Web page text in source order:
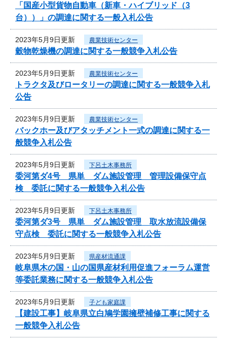
「国産小型貨物自動車（新車・ハイブリッド（3
台））」の調達に関する一般入札公告
2023年5月9日更新 農業技術センター
穀物乾燥機の調達に関する一般競争入札公告
2023年5月9日更新 農業技術センター
トラクタ及びロータリーの調達に関する一般競争入札
公告
2023年5月9日更新 農業技術センター
バックホー及びアタッチメント一式の調達に関する一
般競争入札公告
2023年5月9日更新 下呂土木事務所
委河第ダ4号 県単 ダム施設管理 管理設備保守点
検 委託に関する一般競争入札公告
2023年5月9日更新 下呂土木事務所
委河第ダ3号 県単 ダム施設管理 取水放流設備保
守点検 委託に関する一般競争入札公告
2023年5月9日更新 県産材流通課
岐阜県木の国・山の国県産材利用促進フォーラム運営
等委託業務に関する一般競争入札公告
2023年5月9日更新 子ども家庭課
【建設工事】岐阜県立白鳩学園擁壁補修工事に関する
一般競争入札公告